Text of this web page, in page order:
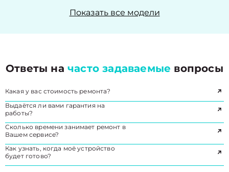
Показать все модели
Ответы начасто задаваемые вопросы
Какая у вас стоимость ремонта?
Выдаётся ли вами гарантия на
работы?
Сколько времени занимает ремонт в
Вашем сервисе?
Как узнать, когда моё устройство
будет готово?